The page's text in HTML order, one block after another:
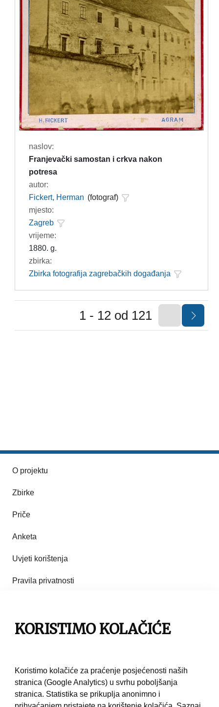
naslov:
Franjevački samostan i crkva nakon
potresa
autor:
Fickert, Herman (fotograf)
mjesto:
Zagreb
vrijeme:
1880. g.
zbirka:
Zbirka fotografija zagrebačkih događanja
1 - 12 od 121
O projektu
Zbirke
Priče
Anketa
Uvjeti korištenja
Pravila privatnosti
Pravila korištenja
KORISTIMO KOLAČIĆE
Koristimo kolačiće za praćenje posjećenosti naših
stranica (Google Analytics) u svrhu poboljšanja
stranica. Statistika se prikuplja anonimno i